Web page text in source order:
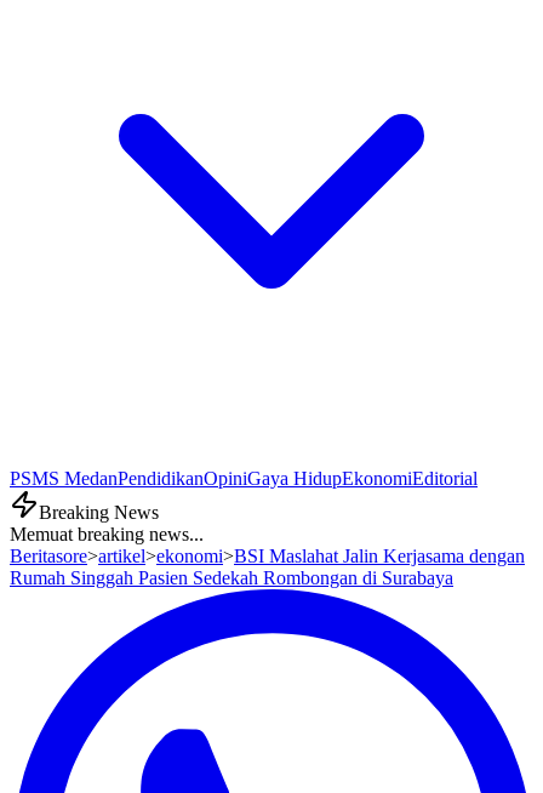
PSMS MedanPendidikanOpiniGaya HidupEkonomiEditorial
Breaking News
Memuat breaking news...
Beritasore>artikel>ekonomi>BSI Maslahat Jalin Kerjasama dengan
Rumah Singgah Pasien Sedekah Rombongan di Surabaya